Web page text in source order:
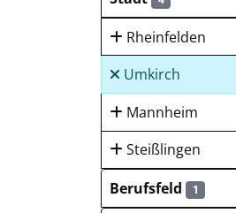
Rheinfelden
Umkirch
Mannheim
Steißlingen
Berufsfeld
1